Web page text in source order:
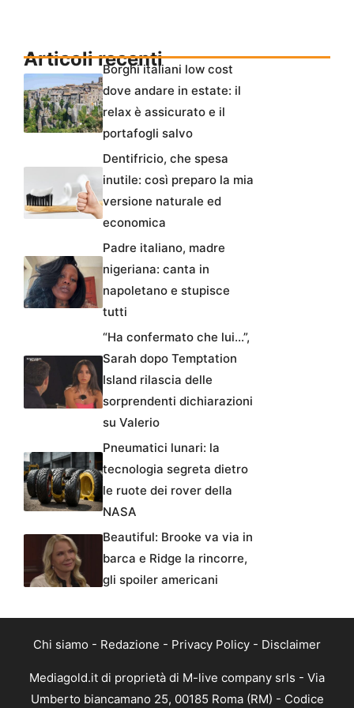
Articoli recentiBorghi italiani low cost
dove andare in estate: il
relax è assicurato e il
portafogli salvo
Dentifricio, che spesa
inutile: così preparo la mia
versione naturale ed
economica
Padre italiano, madre
nigeriana: canta in
napoletano e stupisce
tutti
“Ha confermato che lui…”,
Sarah dopo Temptation
Island rilascia delle
sorprendenti dichiarazioni
su Valerio
Pneumatici lunari: la
tecnologia segreta dietro
le ruote dei rover della
NASA
Beautiful: Brooke va via in
barca e Ridge la rincorre,
gli spoiler americani
Chi siamo - Redazione - Privacy Policy - Disclaimer
Mediagold.it di proprietà di M-live company srls - Via
Umberto biancamano 25, 00185 Roma (RM) - Codice